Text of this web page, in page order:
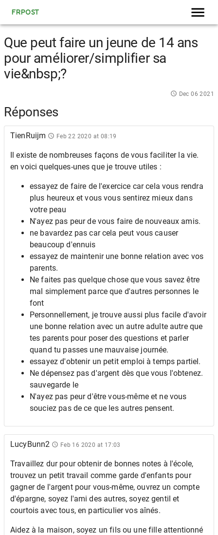
FRPOST
Que peut faire un jeune de 14 ans
pour améliorer/simplifier sa
vie&nbsp;?
Dec 06 2021
Réponses
TienRuijm Feb 22 2020 at 08:19
Il existe de nombreuses façons de vous faciliter la vie.
en voici quelques-unes que je trouve utiles :
essayez de faire de l'exercice car cela vous rendra
plus heureux et vous vous sentirez mieux dans
votre peau
N'ayez pas peur de vous faire de nouveaux amis.
ne bavardez pas car cela peut vous causer
beaucoup d'ennuis
essayez de maintenir une bonne relation avec vos
parents.
Ne faites pas quelque chose que vous savez être
mal simplement parce que d'autres personnes le
font
Personnellement, je trouve aussi plus facile d'avoir
une bonne relation avec un autre adulte autre que
tes parents pour poser des questions et parler
quand tu passes une mauvaise journée.
essayez d'obtenir un petit emploi à temps partiel.
Ne dépensez pas d'argent dès que vous l'obtenez.
sauvegarde le
N'ayez pas peur d'être vous-même et ne vous
souciez pas de ce que les autres pensent.
LucyBunn2 Feb 16 2020 at 17:03
Travaillez dur pour obtenir de bonnes notes à l'école,
trouvez un petit travail comme garde d'enfants pour
gagner de l'argent pour vous-même, ouvrez un compte
d'épargne, soyez l'ami des autres, soyez gentil et
courtois avec tous, en particulier vos aînés.
Aidez à la maison, soyez un fils ou une fille attentionné